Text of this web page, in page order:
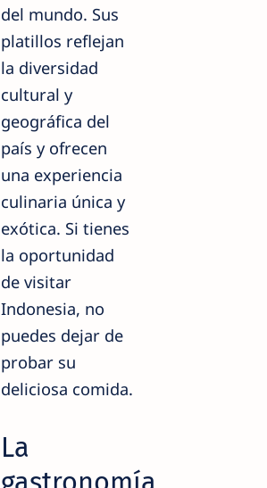
del mundo. Sus
platillos reflejan
la diversidad
cultural y
geográfica del
país y ofrecen
una experiencia
culinaria única y
exótica. Si tienes
la oportunidad
de visitar
Indonesia, no
puedes dejar de
probar su
deliciosa comida.
La